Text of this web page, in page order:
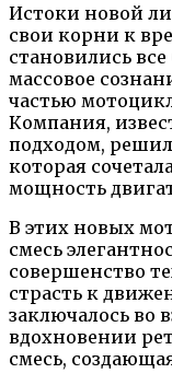
Истоки новой
свои корни к
становились
массовое
частью
Компания,
подходом,
которая
мощность
В этих новых
смесь
совершенство
страсть к
заключалось во
вдохновении
смесь,